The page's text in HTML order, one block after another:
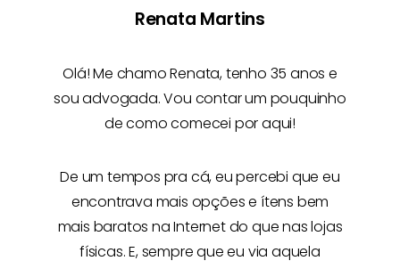
Renata Martins
Olá! Me chamoRenata, tenho 35 anos e
sou advogada. Vou contar um pouquinho
de como comecei por aqui!
De um tempos pra cá, eu percebi que eu
encontrava mais opções e ítens bem
mais baratos na Internetdo que nas lojas
físicas. E, sempre que eu via aquela